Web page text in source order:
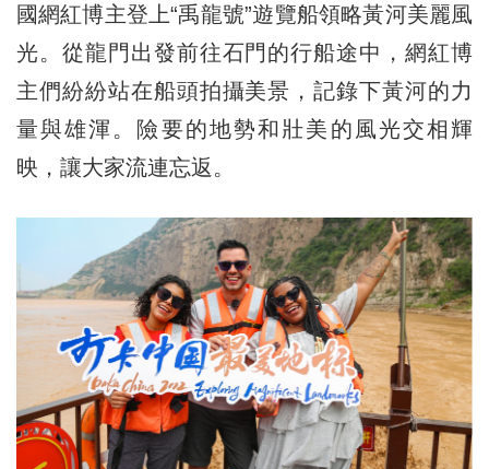
國網紅博主登上“禹龍號”遊覽船領略黃河美麗風
光。從龍門出發前往石門的行船途中，網紅博
主們紛紛站在船頭拍攝美景，記錄下黃河的力
量與雄渾。險要的地勢和壯美的風光交相輝
映，讓大家流連忘返。